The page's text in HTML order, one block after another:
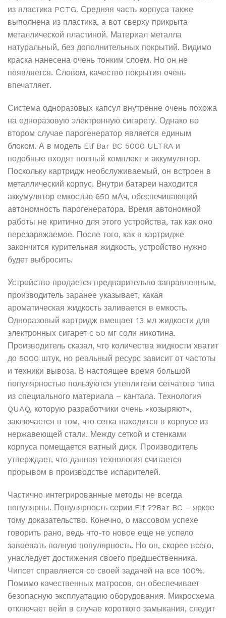
из пластика PCTG. Средняя часть корпуса также
выполнена из пластика, а вот сверху прикрыта
металлической пластиной. Материал металла
натуральный, без дополнительных покрытий. Видимо
краска нанесена очень тонким слоем. Но он не
появляется. Словом, качество покрытия очень
впечатляет.
Система одноразовых капсул внутренне очень похожа
на одноразовую электронную сигарету. Однако во
втором случае парогенератор является единым
блоком. А в модель Elf Bar BC 5000 ULTRA и
подобные входят полный комплект и аккумулятор.
Поскольку картридж необслуживаемый, он встроен в
металлический корпус. Внутри батареи находится
аккумулятор емкостью 650 мАч, обеспечивающий
автономность парогенератора. Время автономной
работы не критично для этого устройства, так как оно
перезаряжаемое. После того, как в картридже
закончится курительная жидкость, устройство нужно
будет выбросить.
Устройство продается предварительно заправленным,
производитель заранее указывает, какая
ароматическая жидкость заливается в емкость.
Одноразовый картридж вмещает 13 мл жидкости для
электронных сигарет с 50 мг соли никотина.
Производитель сказал, что количества жидкости хватит
до 5000 штук, но реальный ресурс зависит от частоты
и техники вывоза. В настоящее время большой
популярностью пользуются утеплители сетчатого типа
из специального материала – кантала. Технология
QUAQ, которую разработчики очень «козыряют»,
заключается в том, что сетка находится в корпусе из
нержавеющей стали. Между сеткой и стенками
корпуса помещается ватный диск. Производитель
утверждает, что данная технология считается
прорывом в производстве испарителей.
Частично интегрированные методы не всегда
популярны. Популярность серии Elf ??Bar BC – яркое
тому доказательство. Конечно, о массовом успехе
говорить рано, ведь что-то новое еще не успело
завоевать полную популярность. Но он, скорее всего,
унаследует достижения своего предшественника.
Чипсет справляется со своей задачей на все 100%.
Помимо качественных матросов, он обеспечивает
безопасную эксплуатацию оборудования. Микросхема
отключает вейп в случае короткого замыкания, следит